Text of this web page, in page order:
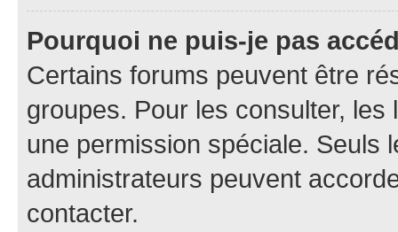
Pourquoi ne puis-je pas
Certains forums peuvent être
groupes. Pour les consulter,
une permission spéciale. Seuls
administrateurs peuvent
contacter.